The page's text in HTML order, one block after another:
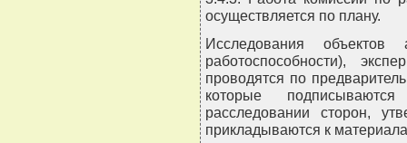
осуществляется по плану.
Исследования объектов
работоспособности),
проводятся по
которые
расследовании сторон,
прикладываются к